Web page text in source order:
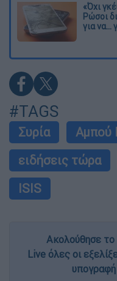
«Όχι
Ρώσοι
για να...
#TAGS
Συρία
Αμπού
ειδήσεις τώρα
ISIS
Ακολούθησε
Live όλες οι